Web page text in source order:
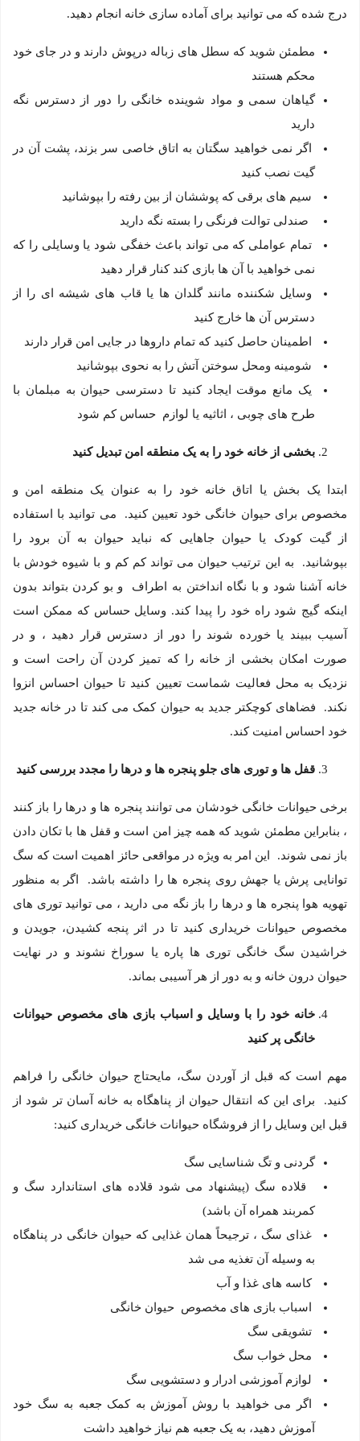
درج شده که می توانید برای آماده سازی خانه انجام دهید.
مطمئن شوید که سطل های زباله درپوش دارند و در جای خود
محکم هستند
گیاهان سمی و مواد شوینده خانگی را دور از دسترس نگه
دارید
اگر نمی خواهید سگتان به اتاق خاصی سر بزند، پشت آن در
گیت نصب کنید
سیم های برقی که پوششان از بین رفته را بپوشانید
صندلی توالت فرنگی را بسته نگه دارید
تمام عواملی که می تواند باعث خفگی شود یا وسایلی را که
نمی خواهید با آن ها بازی کند کنار قرار دهید
وسایل شکننده مانند گلدان ها یا قاب های شیشه ای را از
دسترس آن ها خارج کنید
اطمینان حاصل کنید که تمام داروها در جایی امن قرار دارند
شومینه ومحل سوختن آتش را به نحوی بپوشانید
یک مانع موقت ایجاد کنید تا دسترسی حیوان به مبلمان با
طرح های چوبی ، اثاثیه یا لوازم حساس کم شود
بخشی از خانه خود را به یک منطقه امن تبدیل کنید
ابتدا یک بخش یا اتاق خانه خود را به عنوان یک منطقه امن و
مخصوص برای حیوان خانگی خود تعیین کنید. می توانید با استفاده
از گیت کودک یا حیوان جاهایی که نباید حیوان به آن برود را
بپوشانید. به این ترتیب حیوان می تواند کم کم و با شیوه خودش با
خانه آشنا شود و با نگاه انداختن به اطراف و بو کردن بتواند بدون
اینکه گیج شود راه خود را پیدا کند. وسایل حساس که ممکن است
آسیب ببیند یا خورده شوند را دور از دسترس قرار دهید ، و در
صورت امکان بخشی از خانه را که تمیز کردن آن راحت است و
نزدیک به محل فعالیت شماست تعیین کنید تا حیوان احساس انزوا
نکند. فضاهای کوچکتر جدید به حیوان کمک می کند تا در خانه جدید
خود احساس امنیت کند.
قفل ها و توری های جلو پنجره ها و درها را مجدد بررسی کنید
برخی حیوانات خانگی خودشان می توانند پنجره ها و درها را باز کنند
، بنابراین مطمئن شوید که همه چیز امن است و قفل ها با تکان دادن
باز نمی شوند. این امر به ویژه در مواقعی حائز اهمیت است که سگ
توانایی پرش یا جهش روی پنجره ها را داشته باشد. اگر به منظور
تهویه هوا پنجره ها و درها را باز نگه می دارید ، می توانید توری های
مخصوص حیوانات خریداری کنید تا در اثر پنجه کشیدن، جویدن و
خراشیدن سگ خانگی توری ها پاره یا سوراخ نشوند و در نهایت
حیوان درون خانه و به دور از هر آسیبی بماند.
خانه خود را با وسایل و اسباب بازی های مخصوص حیوانات
خانگی پر کنید
مهم است که قبل از آوردن سگ، مایحتاج حیوان خانگی را فراهم
کنید. برای این که انتقال حیوان از پناهگاه به خانه آسان تر شود از
قبل این وسایل را از فروشگاه حیوانات خانگی خریداری کنید:
گردنی و تگ شناسایی سگ
قلاده سگ (پیشنهاد می شود قلاده های استاندارد سگ و
کمربند همراه آن باشد)
غذای سگ ، ترجیحاً همان غذایی که حیوان خانگی در پناهگاه
به وسیله آن تغذیه می شد
کاسه های غذا و آب
اسباب بازی های مخصوص حیوان خانگی
تشویقی سگ
محل خواب سگ
لوازم آموزشی ادرار و دستشویی سگ
اگر می خواهید با روش آموزش به کمک جعبه به سگ خود
آموزش دهید، به یک جعبه هم نیاز خواهید داشت